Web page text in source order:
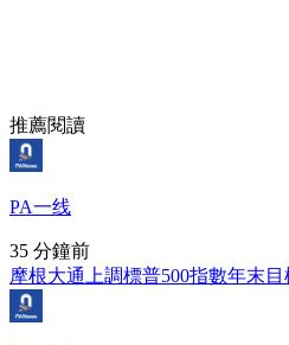
推薦閱讀
PA一线
35 分鐘前
摩根大通上調標普500指數年末目